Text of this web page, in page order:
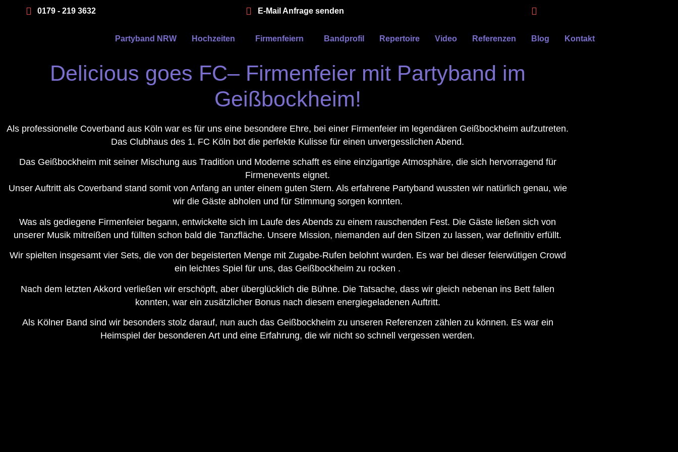
0179 - 219 3632 E-Mail Anfrage senden
Partyband NRW Hochzeiten Firmenfeiern Bandprofil Repertoire Video Referenzen Blog Kontakt
Delicious goes FC– Firmenfeier mit Partyband im
Geißbockheim!
Als professionelle Coverband aus Köln war es für uns eine besondere Ehre, bei einer Firmenfeier im legendären Geißbockheim aufzutreten.
Das Clubhaus des 1. FC Köln bot die perfekte Kulisse für einen unvergesslichen Abend.
Das Geißbockheim mit seiner Mischung aus Tradition und Moderne schafft es eine einzigartige Atmosphäre, die sich hervorragend für
Firmenevents eignet.
Unser Auftritt als Coverband stand somit von Anfang an unter einem guten Stern. Als erfahrene Partyband wussten wir natürlich genau, wie
wir die Gäste abholen und für Stimmung sorgen konnten.
Was als gediegene Firmenfeier begann, entwickelte sich im Laufe des Abends zu einem rauschenden Fest. Die Gäste ließen sich von
unserer Musik mitreißen und füllten schon bald die Tanzfläche. Unsere Mission, niemanden auf den Sitzen zu lassen, war definitiv erfüllt.
Wir spielten insgesamt vier Sets, die von der begeisterten Menge mit Zugabe-Rufen belohnt wurden. Es war bei dieser feierwütigen Crowd
ein leichtes Spiel für uns, das Geißbockheim zu rocken .
Nach dem letzten Akkord verließen wir erschöpft, aber überglücklich die Bühne. Die Tatsache, dass wir gleich nebenan ins Bett fallen
konnten, war ein zusätzlicher Bonus nach diesem energiegeladenen Auftritt.
Als Kölner Band sind wir besonders stolz darauf, nun auch das Geißbockheim zu unseren Referenzen zählen zu können. Es war ein
Heimspiel der besonderen Art und eine Erfahrung, die wir nicht so schnell vergessen werden.